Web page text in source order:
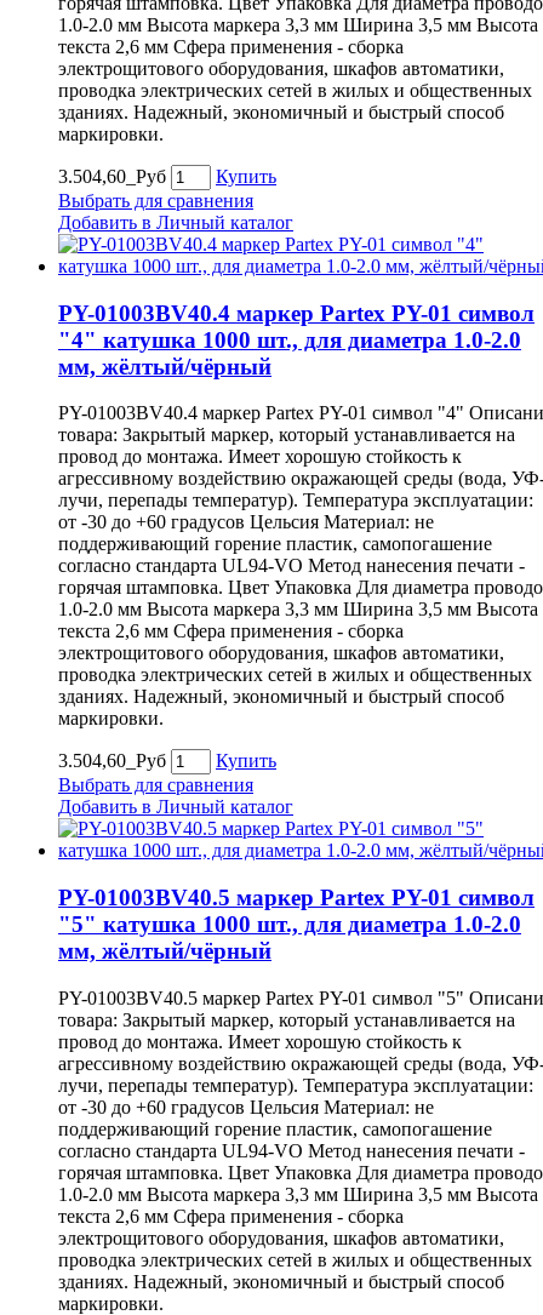
1.0-2.0 мм Высота маркера 3,3 мм Ширина 3,5 мм Высота
текста 2,6 мм Сфера применения - сборка
электрощитового оборудования, шкафов автоматики,
проводка электрических сетей в жилых и общественных
зданиях. Надежный, экономичный и быстрый способ
маркировки.
3.504,60_Руб
Купить
Выбрать для сравнения
Добавить в Личный каталог
PY-01003BV40.4 маркер Partex PY-01 символ
"4" катушка 1000 шт., для диаметра 1.0-2.0
мм, жёлтый/чёрный
PY-01003BV40.4 маркер Partex PY-01 символ "4"
товара: Закрытый маркер, который устанавливается на
провод до монтажа. Имеет хорошую стойкость к
агрессивному воздействию окражающей среды (вода,
лучи, перепады температур). Температура эксплуатации:
от -30 до +60 градусов Цельсия Материал: не
поддерживающий горение пластик, самопогашение
согласно стандарта UL94-VO Метод нанесения печати -
горячая штамповка. Цвет Упаковка Для диаметра
1.0-2.0 мм Высота маркера 3,3 мм Ширина 3,5 мм Высота
текста 2,6 мм Сфера применения - сборка
электрощитового оборудования, шкафов автоматики,
проводка электрических сетей в жилых и общественных
зданиях. Надежный, экономичный и быстрый способ
маркировки.
3.504,60_Руб
Купить
Выбрать для сравнения
Добавить в Личный каталог
PY-01003BV40.5 маркер Partex PY-01 символ
"5" катушка 1000 шт., для диаметра 1.0-2.0
мм, жёлтый/чёрный
PY-01003BV40.5 маркер Partex PY-01 символ "5"
товара: Закрытый маркер, который устанавливается на
провод до монтажа. Имеет хорошую стойкость к
агрессивному воздействию окражающей среды (вода,
лучи, перепады температур). Температура эксплуатации:
от -30 до +60 градусов Цельсия Материал: не
поддерживающий горение пластик, самопогашение
согласно стандарта UL94-VO Метод нанесения печати -
горячая штамповка. Цвет Упаковка Для диаметра
1.0-2.0 мм Высота маркера 3,3 мм Ширина 3,5 мм Высота
текста 2,6 мм Сфера применения - сборка
электрощитового оборудования, шкафов автоматики,
проводка электрических сетей в жилых и общественных
зданиях. Надежный, экономичный и быстрый способ
маркировки.